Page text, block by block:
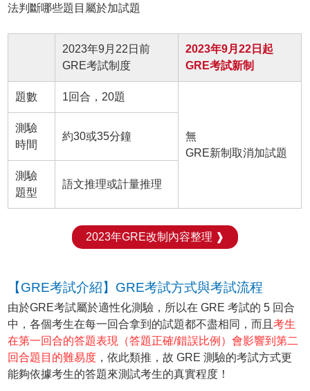
法判斷哪些題目屬於加試題
2023年9月22日前
GRE考試制度
2023年9月22日起
GRE考試新制
題數 1回合，20題
無
GRE新制取消加試題
測驗
時間
約30或35分鐘
測驗
題型
語文推理或計量推理
2023年GRE改制內容整理 ❱
【GRE考試介紹】GRE考試方式與考試流程
由於GRE考試屬於適性化測驗，所以在 GRE 考試的 5 回合
中，各個考生在每一回合拿到的試題都不盡相同，而且考生
在第一回合的答題表現（答題正確/錯誤比例）會影響到第二
回合題目的難易度 ，依此類推，故 GRE 測驗的考試方式更
能夠依據考生的答題來測試考生的真實程度！